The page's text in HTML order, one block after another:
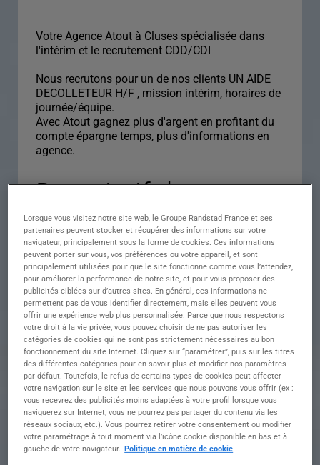
Votre Agence Atout à Cluses spécialisée dans
l'intérim et le recrutement CDD/CDI
Nous recrutons pour un de nos clients UN AIDE
DECOLLETEUR H/F , mission intérim, horaires de
journée/équipe.
Avec Atout gagnez plus d'argent en profitant du
compte épargne temps, plus d'informations en
agence.
Descriptif du poste :
AIDE DECOLLETEUR
H/F :
GUILD/MORIDEIKI/S
HUTT/TORNOS SAS
16/WICKMAN
Descriptif du poste : - Suivi de production
-Contrôle visuel et dimensionnel
-Affutage des outils
- Contrôle de pièces
- Chargement, déchargement
- Maintenance premier niveau
Lorsque vous visitez notre site web, le Groupe Randstad France et ses
partenaires peuvent stocker et récupérer des informations sur votre
navigateur, principalement sous la forme de cookies. Ces informations
peuvent porter sur vous, vos préférences ou votre appareil, et sont
principalement utilisées pour que le site fonctionne comme vous l’attendez,
pour améliorer la performance de notre site, et pour vous proposer des
publicités ciblées sur d’autres sites. En général, ces informations ne
permettent pas de vous identifier directement, mais elles peuvent vous
offrir une expérience web plus personnalisée. Parce que nous respectons
votre droit à la vie privée, vous pouvez choisir de ne pas autoriser les
catégories de cookies qui ne sont pas strictement nécessaires au bon
fonctionnement du site Internet. Cliquez sur “paramétrer”, puis sur les titres
des différentes catégories pour en savoir plus et modifier nos paramètres
par défaut. Toutefois, le refus de certains types de cookies peut affecter
votre navigation sur le site et les services que nous pouvons vous offrir (ex :
vous recevrez des publicités moins adaptées à votre profil lorsque vous
naviguerez sur Internet, vous ne pourrez pas partager du contenu via les
réseaux sociaux, etc.). Vous pourrez retirer votre consentement ou modifier
votre paramétrage à tout moment via l’icône cookie disponible en bas et à
gauche de votre navigateur. Politique en matière de cookie